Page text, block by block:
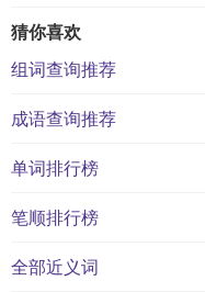
猜你喜欢
组词查询推荐
成语查询推荐
单词排行榜
笔顺排行榜
全部近义词